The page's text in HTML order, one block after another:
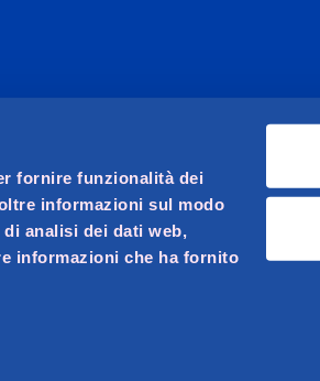
fornire funzionalità dei
informazioni sul modo
analisi dei dati web,
informazioni che ha fornito
e coordinamento di Celeghin